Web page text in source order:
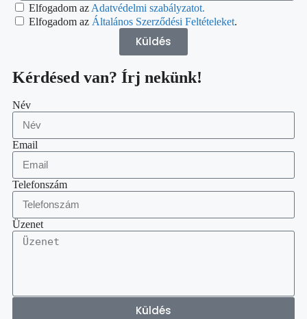
Elfogadom az Adatvédelmi szabályzatot.
Elfogadom az Általános Szerződési Feltételeket.
Küldés
Kérdésed van? Írj nekünk!
Név
Email
Telefonszám
Üzenet
Küldés